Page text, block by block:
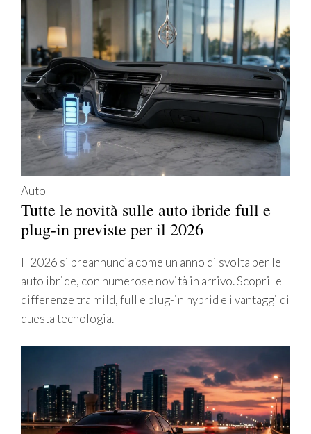
Auto
Tutte le novità sulle auto ibride full e
plug-in previste per il 2026
Il 2026 si preannuncia come un anno di svolta per le
auto ibride, con numerose novità in arrivo. Scopri le
differenze tra mild, full e plug-in hybrid e i vantaggi di
questa tecnologia.